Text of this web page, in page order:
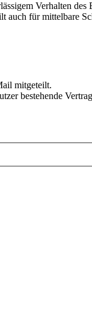
Verhalten des
für mittelbare
mitgeteilt.
bestehende